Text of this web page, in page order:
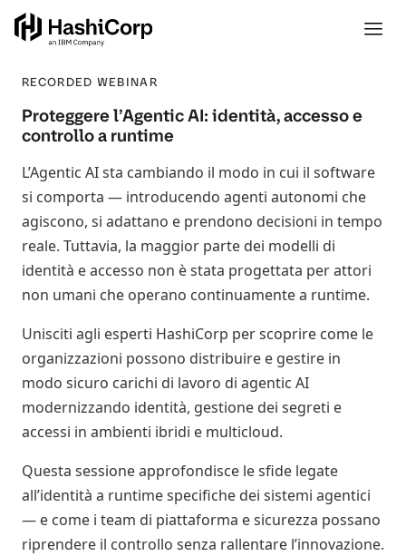
RECORDED WEBINAR
Proteggere l’Agentic AI: identità, accesso e
controllo a runtime
L’Agentic AI sta cambiando il modo in cui il software
si comporta — introducendo agenti autonomi che
agiscono, si adattano e prendono decisioni in tempo
reale. Tuttavia, la maggior parte dei modelli di
identità e accesso non è stata progettata per attori
non umani che operano continuamente a runtime.
Unisciti agli esperti HashiCorp per scoprire come le
organizzazioni possono distribuire e gestire in
modo sicuro carichi di lavoro di agentic AI
modernizzando identità, gestione dei segreti e
accessi in ambienti ibridi e multicloud.
Questa sessione approfondisce le sfide legate
all’identità a runtime specifiche dei sistemi agentici
— e come i team di piattaforma e sicurezza possano
riprendere il controllo senza rallentare l’innovazione.